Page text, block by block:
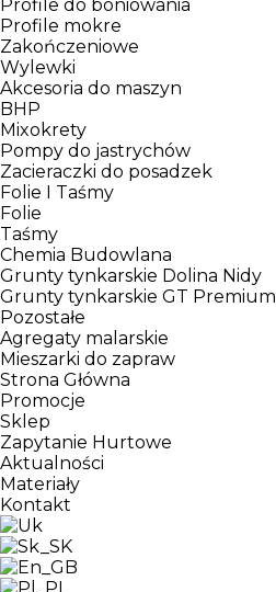
Profile do boniowania
Profile mokre
Zakończeniowe
Wylewki
Akcesoria do maszyn
BHP
Mixokrety
Pompy do jastrychów
Zacieraczki do posadzek
Folie I Taśmy
Folie
Taśmy
Chemia Budowlana
Grunty tynkarskie Dolina Nidy
Grunty tynkarskie GT Premium
Pozostałe
Agregaty malarskie
Mieszarki do zapraw
Strona Główna
Promocje
Sklep
Zapytanie Hurtowe
Aktualności
Materiały
Kontakt